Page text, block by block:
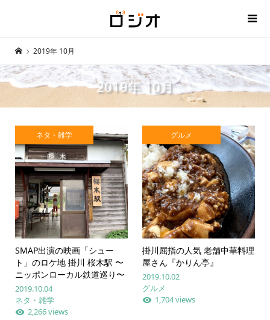
2019年 10月
2019年 10月
ネタ・雑学
SMAP出演の映画「シュー
ト」のロケ地 掛川 桜木駅 〜
ニッポンローカル鉄道巡り〜
2019.10.04
ネタ・雑学
2,266 views
グルメ
掛川屈指の人気 老舗中華料理
屋さん『かりん亭』
2019.10.02
グルメ
1,704 views